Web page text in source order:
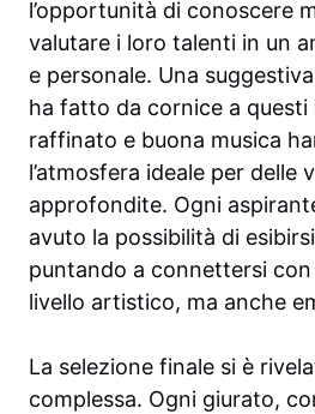
l’opportunità di conoscere
valutare i loro talenti in un
e personale. Una
ha fatto da cornice a
raffinato e buona musica
l’atmosfera ideale per delle
approfondite. Ogni
avuto la possibilità di
puntando a connettersi
livello artistico, ma anche
La selezione finale si è
complessa. Ogni giurato,